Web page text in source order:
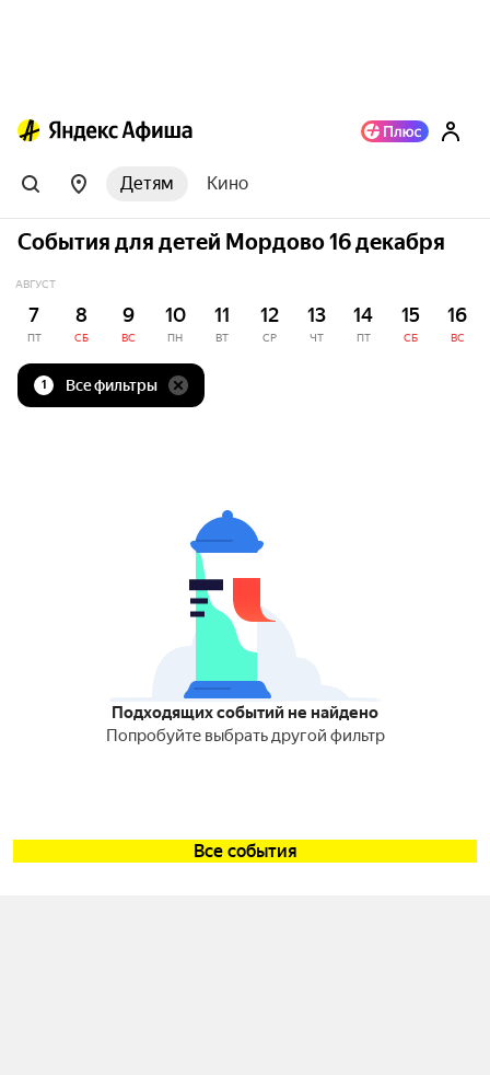
Детям Кино
События для детей Мордово 16 декабря
АВГУСТ
7
ПТ
8
СБ
9
ВС
10
ПН
11
ВТ
12
СР
13
ЧТ
14
ПТ
15
СБ
16
ВС
1 Все фильтры
Подходящих событий не найдено
Попробуйте выбрать другой фильтр
Все события